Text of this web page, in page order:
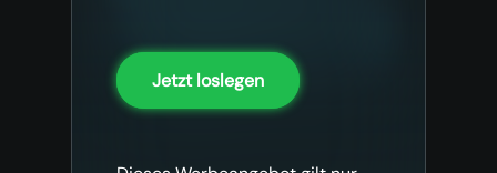
Jetzt loslegen